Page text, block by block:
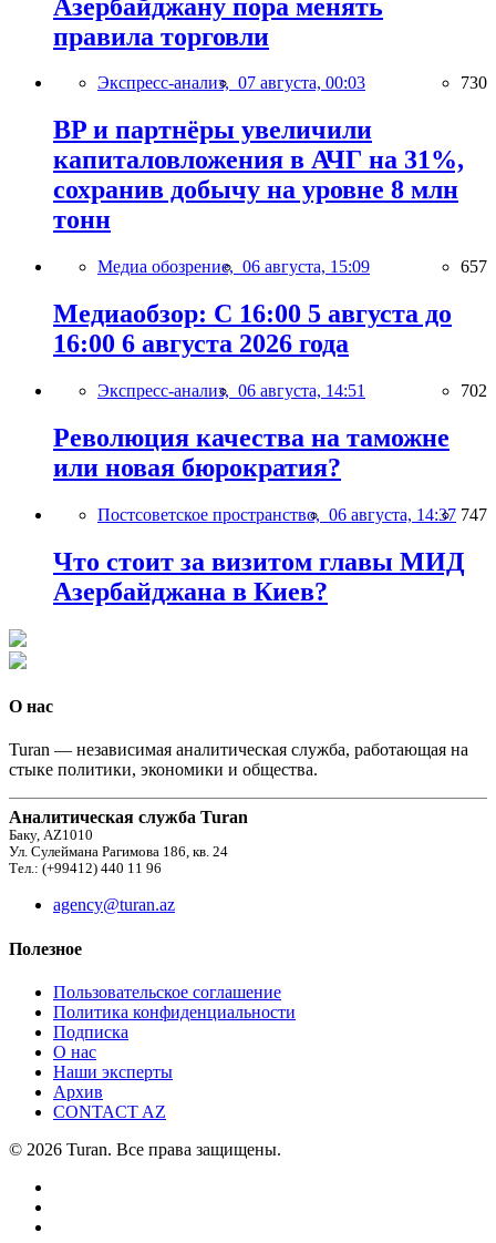
Азербайджану пора менять
правила торговли
Экспресс-анализ, 07 августа, 00:03 730
BP и партнёры увеличили
капиталовложения в АЧГ на 31%,
сохранив добычу на уровне 8 млн
тонн
Медиа обозрение, 06 августа, 15:09 657
Медиаобзор: С 16:00 5 августа до
16:00 6 августа 2026 года
Экспресс-анализ, 06 августа, 14:51 702
Революция качества на таможне
или новая бюрократия?
Постсоветское пространство, 06 августа, 14:37 747
Что стоит за визитом главы МИД
Азербайджана в Киев?
О нас
Turan — независимая аналитическая служба, работающая на
стыке политики, экономики и общества.
Аналитическая служба Turan
Баку, AZ1010
Ул. Сулеймана Рагимова 186, кв. 24
Тел.: (+99412) 440 11 96
agency@turan.az
Полезное
Пользовательское соглашение
Политика конфиденциальности
Подписка
О нас
Наши эксперты
Архив
CONTACT AZ
© 2026 Turan. Все права защищены.